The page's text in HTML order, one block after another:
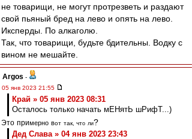
не товарищи, не могут протрезветь и раздают
свой пьяный бред на лево и опять на лево.
Иксперды. По алкаголю.
Так, что товарищи, будьте бдительны. Водку с
вином не мешайте.
Argos -
05 янв 2023 21:55
Край » 05 янв 2023 08:31
Осталось только начать мЕНятЬ шРифТ...)
Это примерно вот так , что ли?
Дед Слава » 04 янв 2023 23:43